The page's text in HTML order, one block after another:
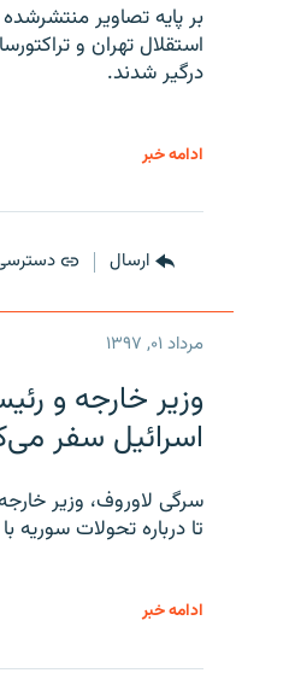
بر پایه تصاویر
استقلال تهران و
درگیر شدند.
ادامه خبر
ارسال
مرداد ۰۱, ۱۳۹۷
وزیر خارجه و
اسرائیل سفر
سرگی لاوروف، وزیر
تا درباره تحولات سوریه
ادامه خبر